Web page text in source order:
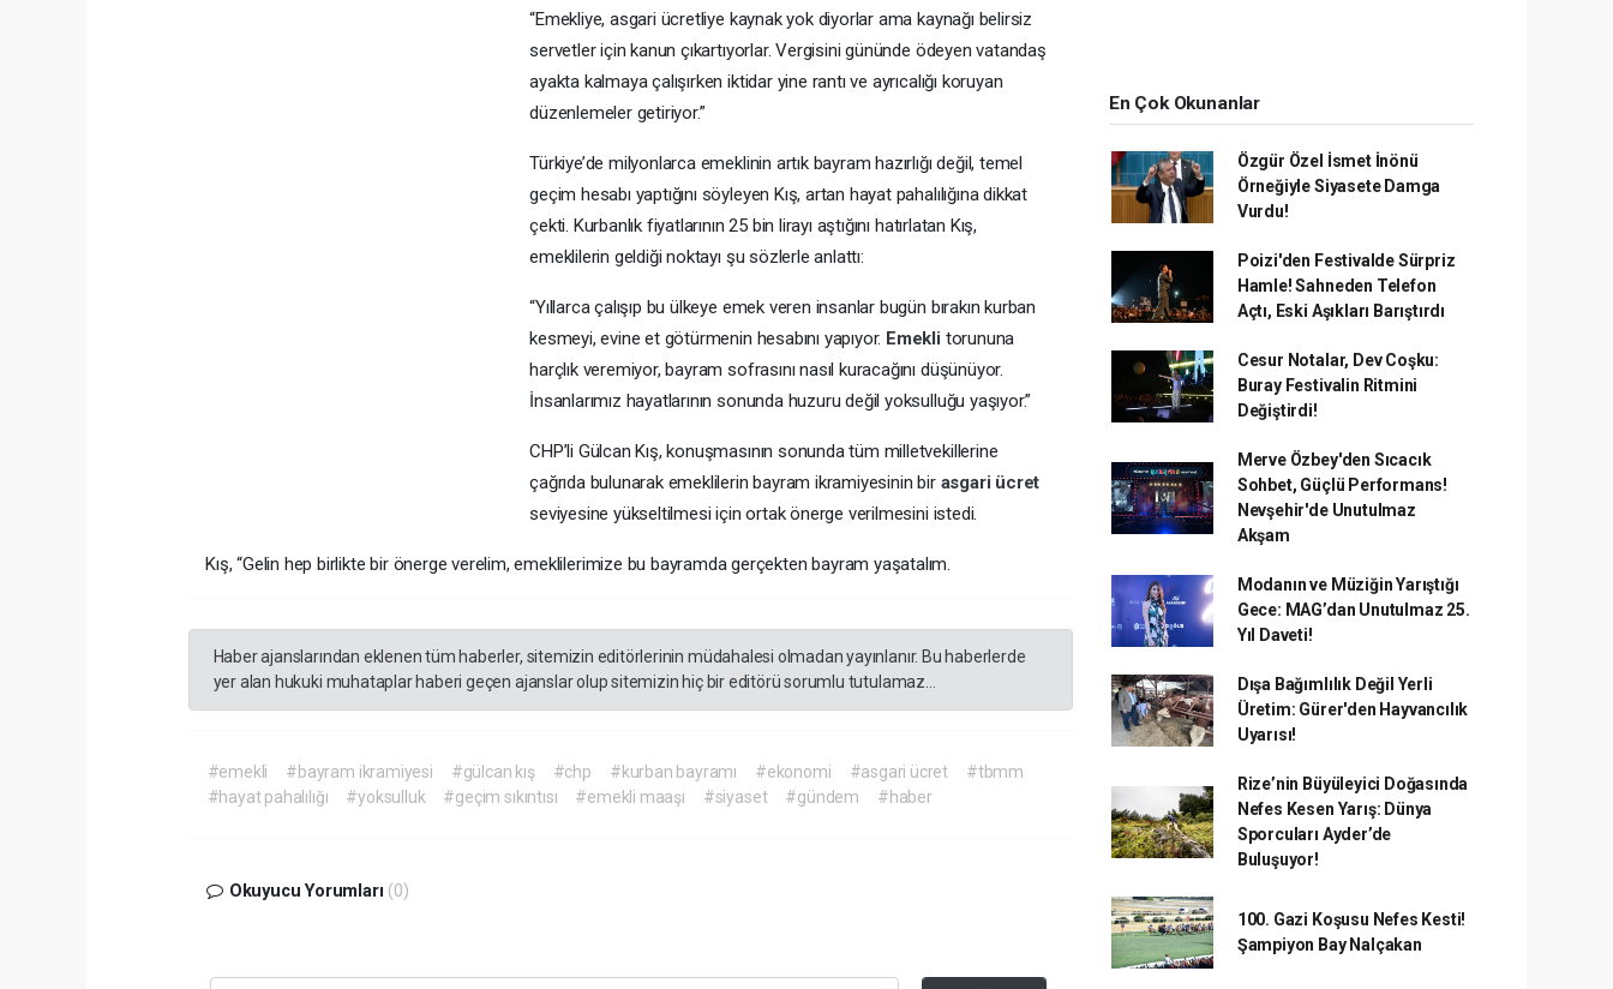
“Emekliye, asgari ücretliye kaynak yok diyorlar ama kaynağı belirsiz
servetler için kanun çıkartıyorlar. Vergisini gününde ödeyen vatandaş
ayakta kalmaya çalışırken iktidar yine rantı ve ayrıcalığı koruyan
düzenlemeler getiriyor.”
Türkiye’de milyonlarca emeklinin artık bayram hazırlığı değil, temel
geçim hesabı yaptığını söyleyen Kış, artan hayat pahalılığına dikkat
çekti. Kurbanlık fiyatlarının 25 bin lirayı aştığını hatırlatan Kış,
emeklilerin geldiği noktayı şu sözlerle anlattı:
“Yıllarca çalışıp bu ülkeye emek veren insanlar bugün bırakın kurban
kesmeyi, evine et götürmenin hesabını yapıyor. Emekli torununa
harçlık veremiyor, bayram sofrasını nasıl kuracağını düşünüyor.
İnsanlarımız hayatlarının sonunda huzuru değil yoksulluğu yaşıyor.”
CHP’li Gülcan Kış, konuşmasının sonunda tüm milletvekillerine
çağrıda bulunarak emeklilerin bayram ikramiyesinin bir asgari ücret
seviyesine yükseltilmesi için ortak önerge verilmesini istedi.
Kış, “Gelin hep birlikte bir önerge verelim, emeklilerimize bu bayramda gerçekten bayram yaşatalım.
Haber ajanslarından eklenen tüm haberler, sitemizin editörlerinin müdahalesi olmadan yayınlanır. Bu haberlerde
yer alan hukuki muhataplar haberi geçen ajanslar olup sitemizin hiç bir editörü sorumlu tutulamaz...
#emekli #bayram ikramiyesi #gülcan kış #chp #kurban bayramı #ekonomi #asgari ücret
#tbmm
#hayat pahalılığı
#yoksulluk #geçim sıkıntısı #emekli maaşı #siyaset #gündem #haber
Okuyucu Yorumları (0)
En Çok Okunanlar
Özgür Özel İsmet İnönü
Örneğiyle Siyasete Damga
Vurdu!
Poizi'den Festivalde Sürpriz
Hamle! Sahneden Telefon
Açtı, Eski Aşıkları Barıştırdı
Cesur Notalar, Dev Coşku:
Buray Festivalin Ritmini
Değiştirdi!
Merve Özbey'den Sıcacık
Sohbet, Güçlü Performans!
Nevşehir'de Unutulmaz
Akşam
Modanın ve Müziğin Yarıştığı
Gece: MAG’dan Unutulmaz 25.
Yıl Daveti!
Dışa Bağımlılık Değil Yerli
Üretim: Gürer'den Hayvancılık
Uyarısı!
Rize’nin Büyüleyici Doğasında
Nefes Kesen Yarış: Dünya
Sporcuları Ayder’de
Buluşuyor!
100. Gazi Koşusu Nefes Kesti!
Şampiyon Bay Nalçakan